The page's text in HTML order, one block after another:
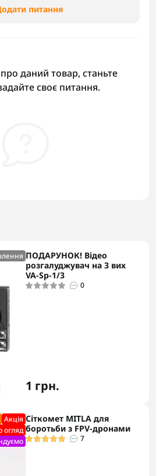
питання
даний товар, станьте
своє питання.
ПОДАРУНОК! Відео
розгалуджувач на 3 вих
VA-Sp-1/3
0
1 грн.
Акцiя
огляд
Сіткомет MITLA для
боротьби з FPV-дронами
7